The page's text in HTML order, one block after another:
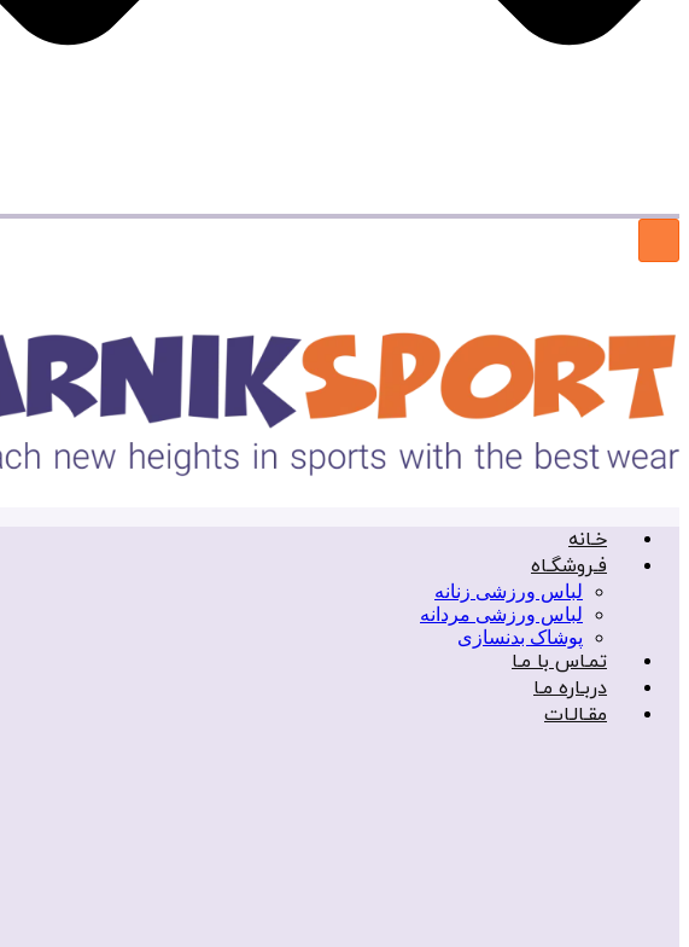
خـانه
فـروشگـاه
لباس ورزشی زنانه
لباس ورزشی مردانه
پوشاک بدنسازی
تمـاس با مـا
دربـاره مـا
مقـالـات